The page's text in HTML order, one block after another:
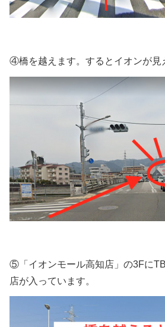
④橋を越えます。するとイオンが見
⑤「イオンモール高知店」の3Fに
店が入っています。